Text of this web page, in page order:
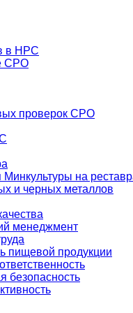
в НРС
СРО
проверок СРО
на
и черных металлов
менеджмент
пищевой продукции
безопасность